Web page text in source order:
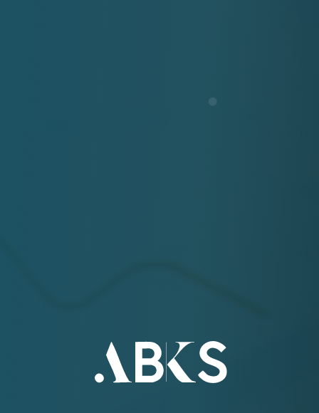
and Project Management